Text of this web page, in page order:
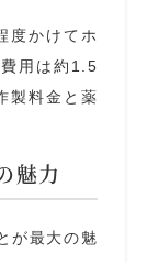
度かけてホ
用は約1.5
製料金と薬
魅力
が最大の魅